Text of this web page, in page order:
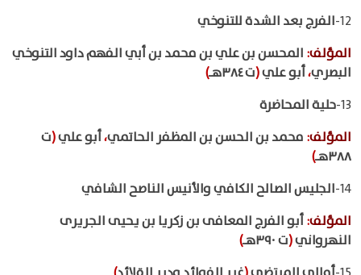
12- الفرج بعد الشدة للتنوخي
المؤلف: المحسن بن علي بن محمد بن أبي الفهم داود التنوخي
البصري،أبو علي(ت ٣٨٤هـ
)
13- حلية المحاضرة
المؤلف: محمد بن الحسن بن المظفر الحاتمي،أبو علي(ت
٣٨٨هـ
)
14- الجليس الصالح الكافي والأنيس الناصح الشافي
المؤلف:أبو الفرج المعافى بن زكريا بن يحيى الجريرى
النهرواني(ت ٣٩٠هـ
)